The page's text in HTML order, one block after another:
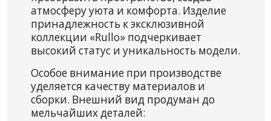
атмосферу уюта и комфорта. Изделие
принадлежность к эксклюзивной
коллекции «Rullo» подчеркивает
высокий статус и уникальность модели.
Особое внимание при производстве
уделяется качеству материалов и
сборки. Внешний вид продуман до
мельчайших деталей: